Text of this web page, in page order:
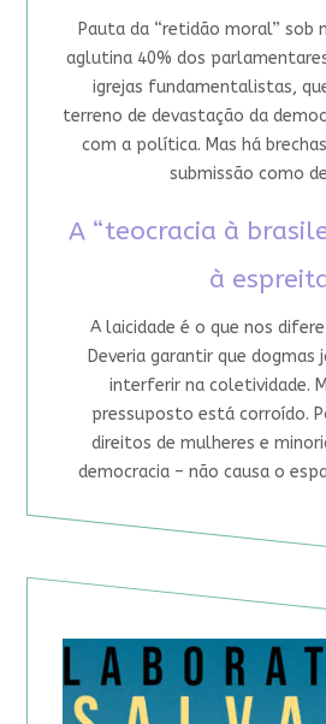
Pauta da “retidão moral” sob
aglutina 40% dos
igrejas fundamentalistas,
terreno de devastação da
com a política. Mas há
submissão como
A “teocracia à
à
A laicidade é o que nos difere
Deveria garantir que dogmas
interferir na coletividade.
pressuposto está corroído.
direitos de mulheres e
democracia – não causa o